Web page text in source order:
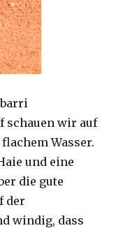
schauen wir auf
Wasser.
und eine
die gute
der
windig, dass